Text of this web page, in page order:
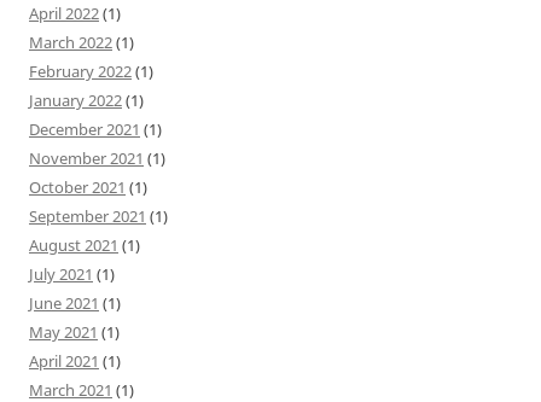
April 2022(1)
March 2022(1)
February 2022(1)
January 2022(1)
December 2021 (1)
November 2021 (1)
October 2021 (1)
September 2021 (1)
August 2021 (1)
July 2021 (1)
June 2021 (1)
May 2021 (1)
April 2021 (1)
March 2021 (1)